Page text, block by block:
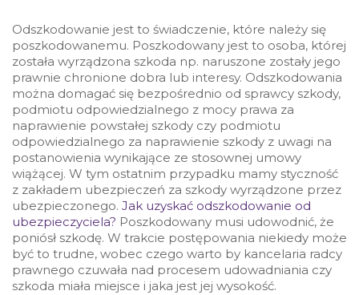
Odszkodowanie jest to świadczenie, które należy się
poszkodowanemu. Poszkodowany jest to osoba, której
została wyrządzona szkoda np. naruszone zostały jego
prawnie chronione dobra lub interesy. Odszkodowania
można domagać się bezpośrednio od sprawcy szkody,
podmiotu odpowiedzialnego z mocy prawa za
naprawienie powstałej szkody czy podmiotu
odpowiedzialnego za naprawienie szkody z uwagi na
postanowienia wynikające ze stosownej umowy
wiążącej. W tym ostatnim przypadku mamy styczność
z zakładem ubezpieczeń za szkody wyrządzone przez
ubezpieczonego. Jak uzyskać odszkodowanie od
ubezpieczyciela? Poszkodowany musi udowodnić, że
poniósł szkodę. W trakcie postępowania niekiedy może
być to trudne, wobec czego warto by kancelaria radcy
prawnego czuwała nad procesem udowadniania czy
szkoda miała miejsce i jaka jest jej wysokość.